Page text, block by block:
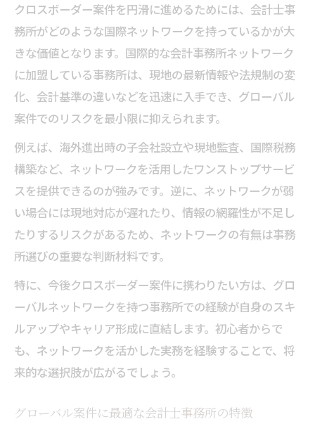
クロスボーダー案件を円滑に進めるためには、会計士事
務所がどのような国際ネットワークを持っているかが大
きな価値となります。国際的な会計事務所ネットワーク
に加盟している事務所は、現地の最新情報や法規制の変
化、会計基準の違いなどを迅速に入手でき、グローバル
案件でのリスクを最小限に抑えられます。
例えば、海外進出時の子会社設立や現地監査、国際税務
構築など、ネットワークを活用したワンストップサービ
スを提供できるのが強みです。逆に、ネットワークが弱
い場合には現地対応が遅れたり、情報の網羅性が不足し
たりするリスクがあるため、ネットワークの有無は事務
所選びの重要な判断材料です。
特に、今後クロスボーダー案件に携わりたい方は、グロ
ーバルネットワークを持つ事務所での経験が自身のスキ
ルアップやキャリア形成に直結します。初心者からで
も、ネットワークを活かした実務を経験することで、将
来的な選択肢が広がるでしょう。
グローバル案件に最適な会計士事務所の特徴